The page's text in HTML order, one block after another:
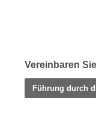
Vereinbaren
Führung durch